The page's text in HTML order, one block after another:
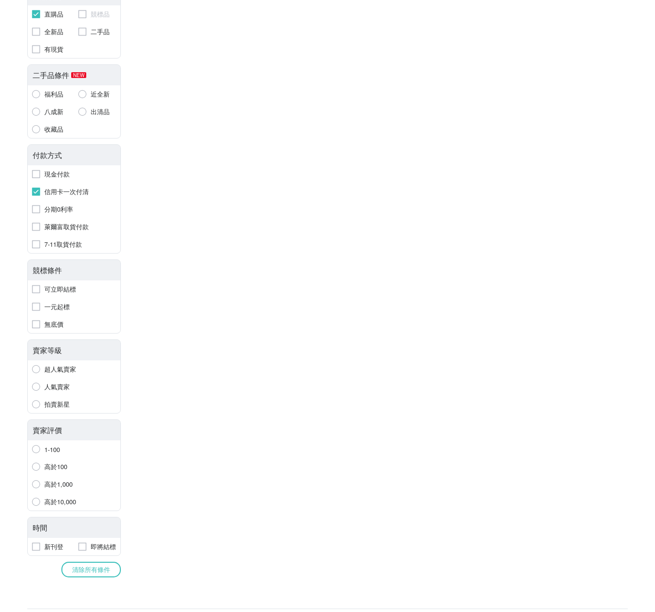
直購品
競標品
全新品
二手品
有現貨
二手品條件 NEW
福利品
近全新
八成新
出清品
收藏品
付款方式
現金付款
信用卡一次付清
分期0利率
萊爾富取貨付款
7-11取貨付款
競標條件
可立即結標
一元起標
無底價
賣家等級
超人氣賣家
人氣賣家
拍賣新星
賣家評價
1-100
高於100
高於1,000
高於10,000
時間
新刊登 即將結標
清除所有條件